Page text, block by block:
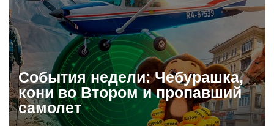
События недели: Чебурашка,
кони во Втором и пропавший
самолет